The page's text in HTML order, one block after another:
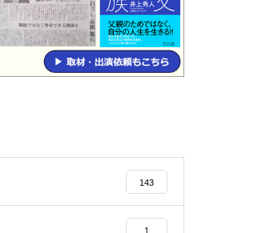
143
1